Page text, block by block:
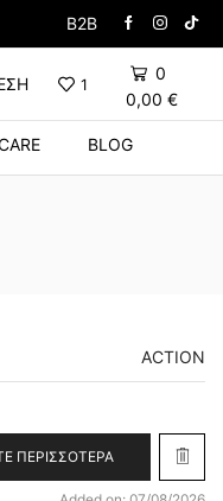
Δώρο Βούρτσα με την
B2B
1
0
0,00 €
BLOG
ACTION
ΠΕΡΙΣΣΌΤΕΡΑ